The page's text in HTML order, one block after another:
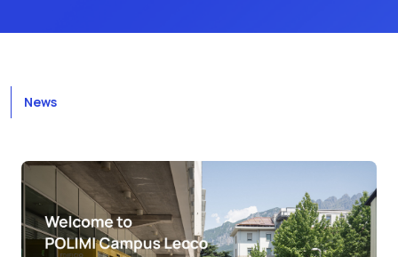
News